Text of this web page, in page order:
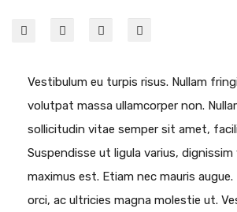
Vestibulum eu turpis risus. Nullam
volutpat massa ullamcorper non.
sollicitudin vitae semper sit amet,
Suspendisse ut ligula varius,
maximus est. Etiam nec mauris
orci, ac ultricies magna molestie ut.